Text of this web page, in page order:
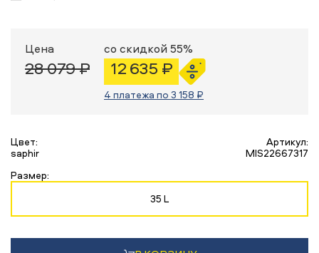
Цена
28 079 ₽
со скидкой 55%
12 635 ₽
4 платежа по 3 158 ₽
Цвет:
saphir
Артикул:
MIS22667317
Размер:
35 L